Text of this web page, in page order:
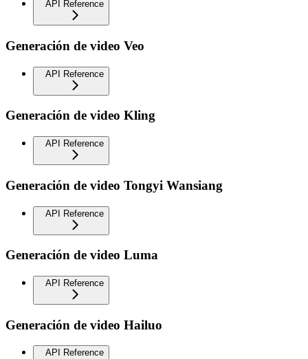
API Reference
Generación de video Veo
API Reference
Generación de video Kling
API Reference
Generación de video Tongyi Wansiang
API Reference
Generación de video Luma
API Reference
Generación de video Hailuo
API Reference